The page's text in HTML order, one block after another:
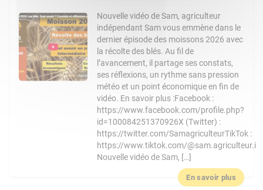
Nouvelle vidéo de Sam, agriculteur
indépendant Sam vous emmène dans le
dernier épisode des moissons 2026 avec
la récolte des blés. Au fil de
l’avancement, il partage ses constats,
ses réflexions, un rythme sans pression
météo et un point économique en fin de
vidéo. En savoir plus :Facebook :
https://www.facebook.com/profile.php?
id=100084251370926X (Twitter) :
https://twitter.com/SamagriculteurTikTok :
https://www.tiktok.com/@sam.agriculteur.i
Nouvelle vidéo de Sam, […]
En savoir plus